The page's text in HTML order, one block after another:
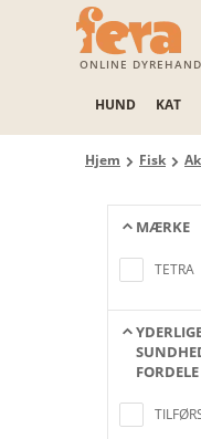
ONLINE
HUND KAT
Hjem Fisk
MÆRKE
TETRA
FORDELE